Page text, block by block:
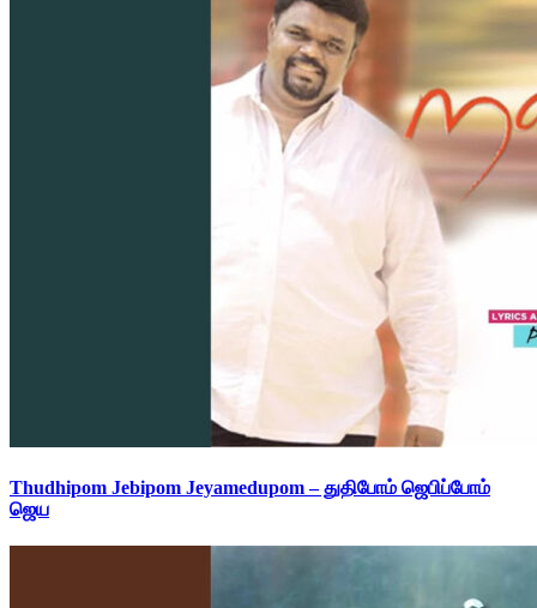
Thudhipom Jebipom Jeyamedupom – துதிபோம் ஜெபிப்போம்
ஜெய